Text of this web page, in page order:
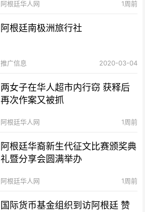
阿根廷华人网 1周前
阿根廷南极洲旅行社
推广信息 2020-03-04
两女子在华人超市内行窃 获释后
再次作案又被抓
阿根廷华人网 1周前
阿根廷华裔新生代征文比赛颁奖典
礼暨分享会圆满举办
阿根廷华人网 1周前
国际货币基金组织到访阿根廷 赞